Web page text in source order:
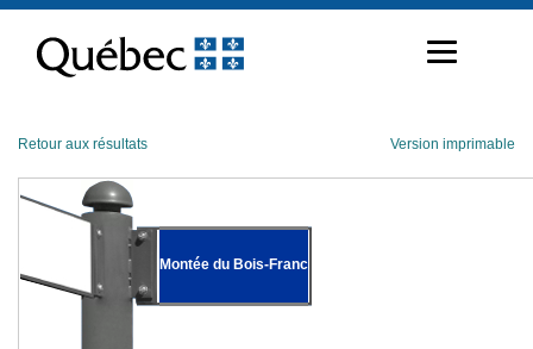
contenu
Retour aux résultats Version imprimable
Montée du Bois-Franc